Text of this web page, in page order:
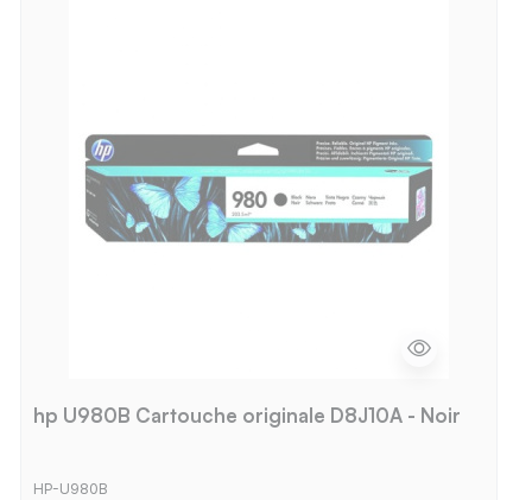
hp U980B Cartouche originale D8J10A - Noir
HP-U980B